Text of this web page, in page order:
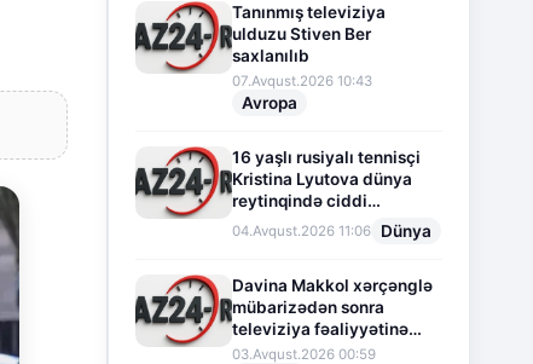
Tanınmış televiziya
ulduzu Stiven Ber
saxlanılıb
07.Avqust.2026 10:43
Avropa
16 yaşlı rusiyalı tennisçi
Kristina Lyutova dünya
reytinqində ciddi
irəliləyişə imza atdı
04.Avqust.2026 11:06 Dünya
Davina Makkol xərçənglə
mübarizədən sonra
televiziya fəaliyyətinə
fasilə verir
03.Avqust.2026 00:59